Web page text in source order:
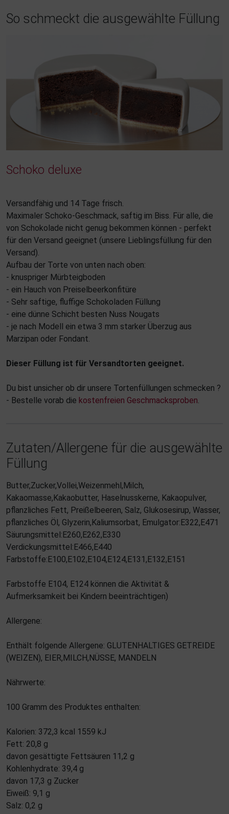
So schmeckt die ausgewählte Füllung
Schoko deluxe
Versandfähig und 14 Tage frisch.
Maximaler Schoko-Geschmack, saftig im Biss. Für alle, die
von Schokolade nicht genug bekommen können - perfekt
für den Versand geeignet (unsere Lieblingsfüllung für den
Versand).
Aufbau der Torte von unten nach oben:
- knuspriger Mürbteigboden
- ein Hauch von Preiselbeerkonfitüre
- Sehr saftige, fluffige Schokoladen Füllung
- eine dünne Schicht besten Nuss Nougats
- je nach Modell ein etwa 3 mm starker Überzug aus
Marzipan oder Fondant.
Dieser Füllung ist für Versandtorten geeignet.
Du bist unsicher ob dir unsere Tortenfüllungen schmecken ?
- Bestelle vorab die kostenfreien Geschmacksproben.
Zutaten/Allergene für die ausgewählte
Füllung
Butter,Zucker,Vollei,Weizenmehl,Milch,
Kakaomasse,Kakaobutter, Haselnusskerne, Kakaopulver,
pflanzliches Fett, Preißelbeeren, Salz, Glukosesirup, Wasser,
pflanzliches Öl, Glyzerin,Kaliumsorbat, Emulgator:E322,E471
Säurungsmittel:E260,E262,E330
Verdickungsmittel:E466,E440
Farbstoffe:E100,E102,E104,E124,E131,E132,E151
Farbstoffe E104, E124 können die Aktivität &
Aufmerksamkeit bei Kindern beeinträchtigen)
Allergene:
Enthält folgende Allergene: GLUTENHALTIGES GETREIDE
(WEIZEN), EIER,MILCH,NÜSSE, MANDELN
Nährwerte:
100 Gramm des Produktes enthalten:
Kalorien: 372,3 kcal 1559 kJ
Fett: 20,8 g
davon gesättigte Fettsäuren 11,2 g
Kohlenhydrate: 39,4 g
davon 17,3 g Zucker
Eiweiß: 9,1 g
Salz: 0,2 g